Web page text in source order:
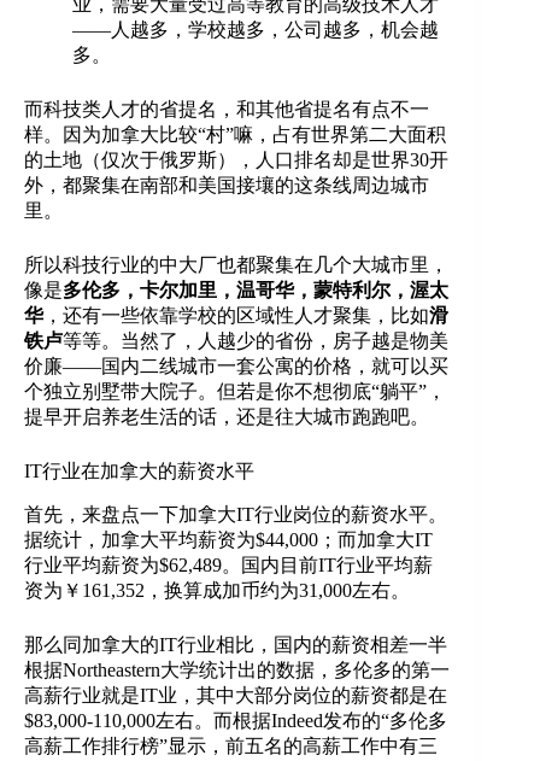
业，需要大量受过高等教育的高级技术人才
——人越多，学校越多，公司越多，机会越
多。
而科技类人才的省提名，和其他省提名有点不一
样。因为加拿大比较“村”嘛，占有世界第二大面积
的土地（仅次于俄罗斯），人口排名却是世界30开
外，都聚集在南部和美国接壤的这条线周边城市
里。
所以科技行业的中大厂也都聚集在几个大城市里，
像是多伦多，卡尔加里，温哥华，蒙特利尔，渥太
华，还有一些依靠学校的区域性人才聚集，比如滑
铁卢等等。当然了，人越少的省份，房子越是物美
价廉——国内二线城市一套公寓的价格，就可以买
个独立别墅带大院子。但若是你不想彻底“躺平”，
提早开启养老生活的话，还是往大城市跑跑吧。
IT行业在加拿大的薪资水平
首先，来盘点一下加拿大IT行业岗位的薪资水平。
据统计，加拿大平均薪资为$44,000；而加拿大IT
行业平均薪资为$62,489。国内目前IT行业平均薪
资为￥161,352，换算成加币约为31,000左右。
那么同加拿大的IT行业相比，国内的薪资相差一半
根据Northeastern大学统计出的数据，多伦多的第一
高薪行业就是IT业，其中大部分岗位的薪资都是在
$83,000-110,000左右。而根据Indeed发布的“多伦多
高薪工作排行榜”显示，前五名的高薪工作中有三